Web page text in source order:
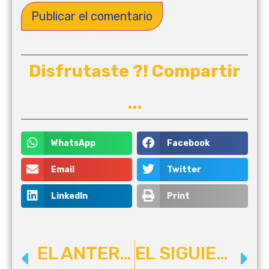
Disfrutaste ?! Compartir
...
WhatsApp Facebook
Email Twitter
LinkedIn Print
EL ANTERIOR EL SIGUIENTE